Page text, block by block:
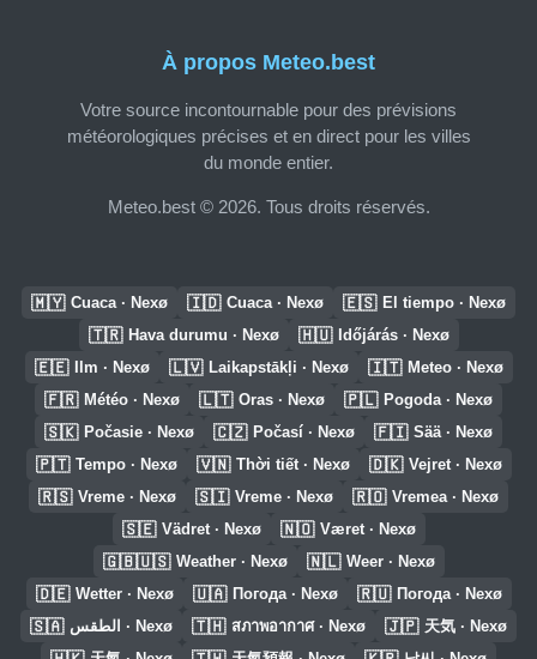
À propos Meteo.best
Votre source incontournable pour des prévisions
météorologiques précises et en direct pour les villes
du monde entier.
Meteo.best © 2026. Tous droits réservés.
🇲🇾 Cuaca · Nexø 🇮🇩 Cuaca · Nexø 🇪🇸 El tiempo · Nexø
🇹🇷 Hava durumu · Nexø 🇭🇺 Időjárás · Nexø
🇪🇪 Ilm · Nexø 🇱🇻 Laikapstākļi · Nexø 🇮🇹 Meteo · Nexø
🇫🇷 Météo · Nexø 🇱🇹 Oras · Nexø 🇵🇱 Pogoda · Nexø
🇸🇰 Počasie · Nexø 🇨🇿 Počasí · Nexø 🇫🇮 Sää · Nexø
🇵🇹 Tempo · Nexø 🇻🇳 Thời tiết · Nexø 🇩🇰 Vejret · Nexø
🇷🇸 Vreme · Nexø 🇸🇮 Vreme · Nexø 🇷🇴 Vremea · Nexø
🇸🇪 Vädret · Nexø 🇳🇴 Været · Nexø
🇬🇧🇺🇸 Weather · Nexø 🇳🇱 Weer · Nexø
🇩🇪 Wetter · Nexø 🇺🇦 Погода · Nexø 🇷🇺 Погода · Nexø
🇸🇦 الطقس · Nexø 🇹🇭 สภาพอากาศ · Nexø 🇯🇵 天気 · Nexø